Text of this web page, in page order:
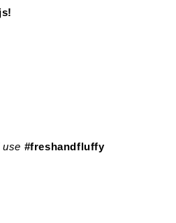
use #freshandfluffy